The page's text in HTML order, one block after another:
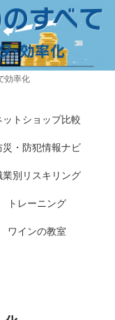
効率化
ットショップ比較
災・防犯情報ナビ
業別リスキリング
トレーニング
ワインの教室